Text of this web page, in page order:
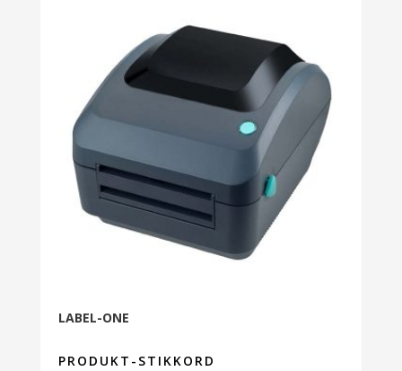
LABEL-ONE
PRODUKT-STIKKORD